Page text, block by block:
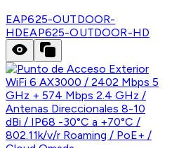
EAP625-OUTDOOR-
HDEAP625-OUTDOOR-HD